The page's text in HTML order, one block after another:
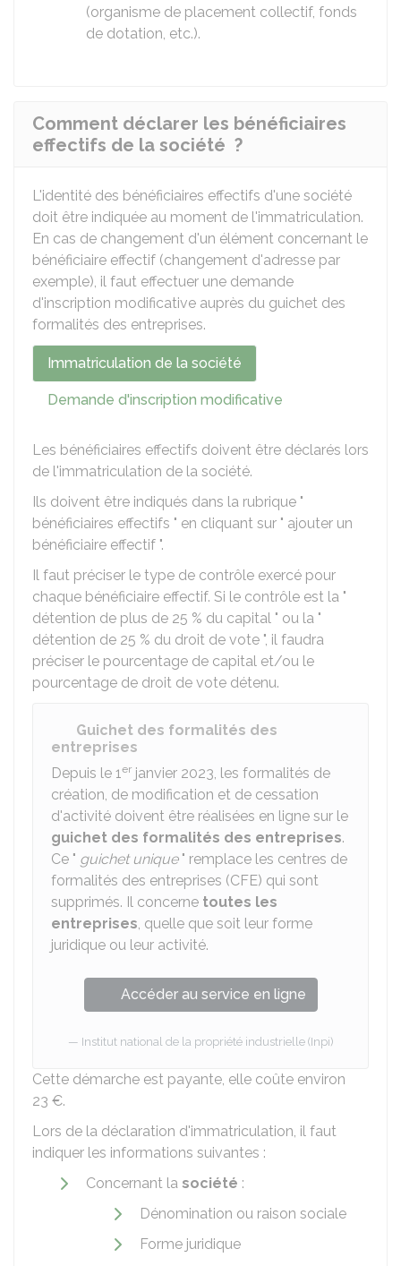
(organisme de placement collectif, fonds
de dotation, etc.).
Comment déclarer les bénéficiaires
effectifs de la société ?
L'identité des bénéficiaires effectifs d'une société
doit être indiquée au moment de l'immatriculation.
En cas de changement d'un élément concernant le
bénéficiaire effectif (changement d'adresse par
exemple), il faut effectuer une demande
d'inscription modificative auprès du guichet des
formalités des entreprises.
Immatriculation de la société
Demande d'inscription modificative
Les bénéficiaires effectifs doivent être déclarés lors
de l'immatriculation de la société.
Ils doivent être indiqués dans la rubrique "
bénéficiaires effectifs " en cliquant sur " ajouter un
bénéficiaire effectif ".
Il faut préciser le type de contrôle exercé pour
chaque bénéficiaire effectif. Si le contrôle est la "
détention de plus de 25 % du capital " ou la "
détention de 25 % du droit de vote ", il faudra
préciser le pourcentage de capital et/ou le
pourcentage de droit de vote détenu.
Guichet des formalités des
entreprises
Depuis le 1er janvier 2023, les formalités de
création, de modification et de cessation
d'activité doivent être réalisées en ligne sur le
guichet des formalités des entreprises.
Ce " guichet unique" remplace les centres de
formalités des entreprises (CFE) qui sont
supprimés. Il concerne toutes les
entreprises, quelle que soit leur forme
juridique ou leur activité.
Accéder au service en ligne
Institut national de la propriété industrielle (Inpi)
Cette démarche est payante, elle coûte environ
23 €.
Lors de la déclaration d'immatriculation, il faut
indiquer les informations suivantes :
Concernant la société :
Dénomination ou raison sociale
Forme juridique